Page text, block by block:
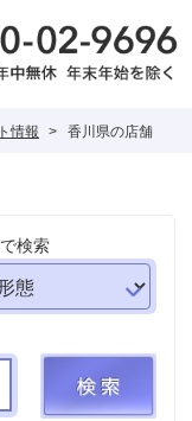
情報 香川県の店舗
検索